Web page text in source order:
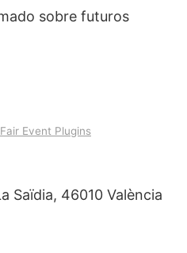
sobre futuros
Fair Event Plugins
Saïdia, 46010 València